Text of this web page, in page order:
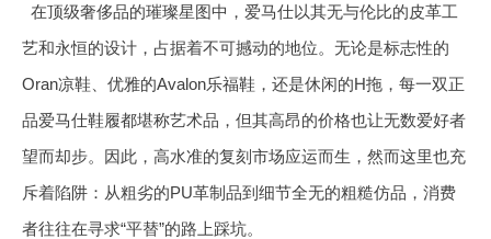
在顶级奢侈品的璀璨星图中，爱马仕以其无与伦比的皮革工
艺和永恒的设计，占据着不可撼动的地位。无论是标志性的
Oran凉鞋、优雅的Avalon乐福鞋，还是休闲的H拖，每一双正
品爱马仕鞋履都堪称艺术品，但其高昂的价格也让无数爱好者
望而却步。因此，高水准的复刻市场应运而生，然而这里也充
斥着陷阱：从粗劣的PU革制品到细节全无的粗糙仿品，消费
者往往在寻求“平替”的路上踩坑。